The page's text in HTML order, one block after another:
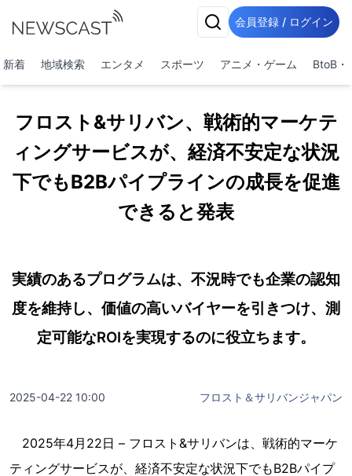
会員登録 / ログイン
新着 地域検索 エンタメ スポーツ アニメ・ゲーム BtoB・
フロスト&サリバン、戦術的マーケテ
ィングサービスが、経済不安定な状況
下でもB2Bパイプラインの成長を促進
できると発表
実績のあるプログラムは、不況時でも企業の認知
度を維持し、価値の高いバイヤーを引きつけ、測
定可能なROIを実現するのに役立ちます。
2025-04-22 10:00 フロスト＆サリバンジャパン
2025年4月22日 – フロスト&サリバンは、戦術的マーケ
ティングサービスが、経済不安定な状況下でもB2Bパイプ